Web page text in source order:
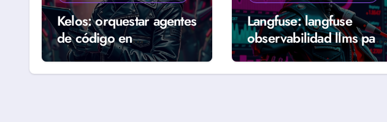
Kelos: orquestar agentes
de código en
Kubernetes (Guía
Homelab 2026)
Langfuse: langfuse
observabilidad llms para
agentes y producción
real (Guía 2026)